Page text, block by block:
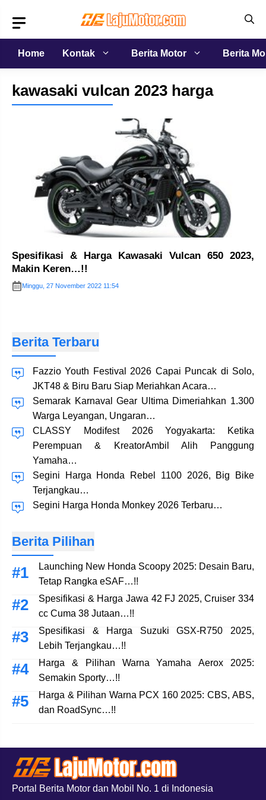
isi
Home
Kontak Berita Motor Berita
kawasaki vulcan 2023 harga
Spesifikasi & Harga Kawasaki Vulcan 650 2023,
Makin Keren…!!
Minggu, 27 November 2022 11:54
Berita Terbaru
Fazzio Youth Festival 2026 Capai Puncak di Solo,
JKT48 & Biru Baru Siap Meriahkan Acara…
Semarak Karnaval Gear Ultima Dimeriahkan 1.300
Warga Leyangan, Ungaran…
CLASSY Modifest 2026 Yogyakarta: Ketika
Perempuan & KreatorAmbil Alih Panggung
Yamaha…
Segini Harga Honda Rebel 1100 2026, Big Bike
Terjangkau…
Segini Harga Honda Monkey 2026 Terbaru…
Berita Pilihan
Launching New Honda Scoopy 2025: Desain Baru,
Tetap Rangka eSAF…!!
Spesifikasi & Harga Jawa 42 FJ 2025, Cruiser 334
cc Cuma 38 Jutaan…!!
Spesifikasi & Harga Suzuki GSX-R750 2025,
Lebih Terjangkau…!!
Harga & Pilihan Warna Yamaha Aerox 2025:
Semakin Sporty…!!
Harga & Pilihan Warna PCX 160 2025: CBS, ABS,
dan RoadSync…!!
Portal Berita Motor dan Mobil No. 1 di Indonesia